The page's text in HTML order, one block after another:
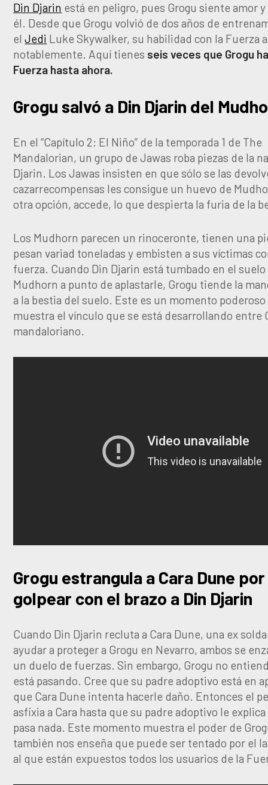
Din Djarin está en peligro, pues Grogu siente amor y
él. Desde que Grogu volvió de dos años de
elJedi Luke Skywalker, su habilidad con la Fuerza
notablemente. Aquí tienes seis veces que Grogu
Fuerza hasta ahora.
Grogu salvó a Din Djarin del
En el “Capítulo 2: El Niño” de la temporada 1 de The
Mandalorian, un grupo de Jawas roba piezas de la
Djarin. Los Jawas insisten en que sólo se las
cazarrecompensas les consigue un huevo de
otra opción, accede, lo que despierta la furia de la
Los Mudhorn parecen un rinoceronte, tienen una
pesan variad toneladas y embisten a sus víctimas
fuerza. Cuando Din Djarin está tumbado en el
Mudhorn a punto de aplastarle, Grogu tiende la
a la bestia del suelo. Este es un momento
muestra el vínculo que se está desarrollando entre
mandaloriano.
Grogu estrangula a Cara Dune por
golpear con el brazo a Din Djarin
Cuando Din Djarin recluta a Cara Dune, una ex
ayudar a proteger a Grogu en Nevarro, ambos se
un duelo de fuerzas. Sin embargo, Grogu no
está pasando. Cree que su padre adoptivo está en
que Cara Dune intenta hacerle daño. Entonces el
asfixia a Cara hasta que su padre adoptivo le
pasa nada. Este momento muestra el poder de
también nos enseña que puede ser tentado por el
al que están expuestos todos los usuarios de la